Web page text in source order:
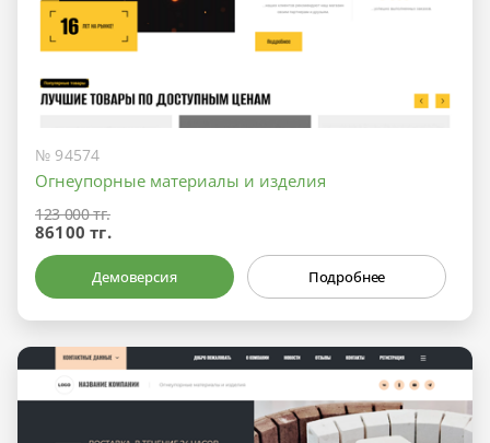
№ 94574
Огнеупорные материалы и изделия
123 000 тг.
86100 тг.
Демоверсия Подробнее